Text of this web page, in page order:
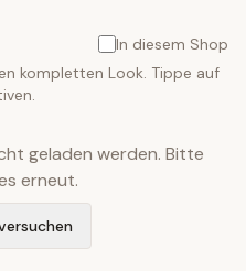
In diesem Shop
kompletten Look. Tippe auf
geladen werden. Bitte
erneut.